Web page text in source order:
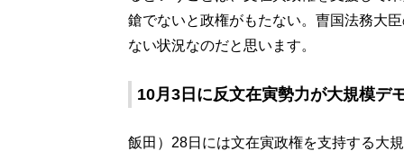
鎗でないと政権がもたない。曺国法務大
ない状況なのだと思います。
10月3日に反文在寅勢力が大規模デ
飯田）28日には文在寅政権を支持する大